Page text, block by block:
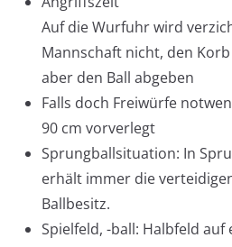
Auf die Wurfuhr wird
Mannschaft nicht, den
aber den Ball abgeben
Falls doch Freiwürfe
90 cm vorverlegt
Sprungballsituation: In
erhält immer die
Ballbesitz.
Spielfeld, -ball: Halbfeld auf